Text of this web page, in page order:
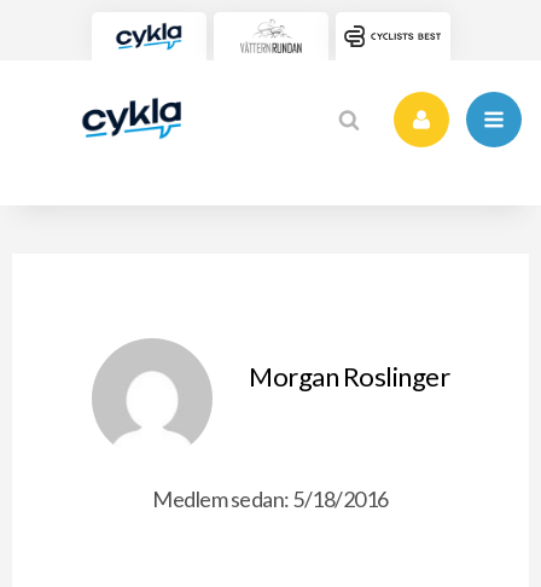
Morgan Roslinger
Medlem sedan: 5/18/2016